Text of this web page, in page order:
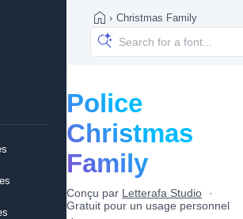
› Christmas Family
Police
Christmas
Family
Conçu par Letterafa Studio
Gratuit pour un usage personnel